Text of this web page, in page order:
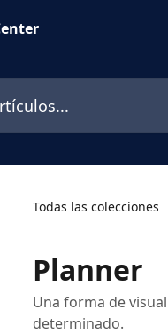
Todas las colecciones
Planner
Una forma de
determinado.